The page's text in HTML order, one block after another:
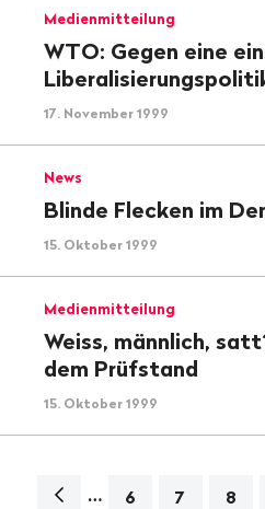
Medienmitteilung
WTO: Gegen eine
17. November 1999
News
Blinde Flecken im
15. Oktober 1999
Medienmitteilung
Weiss, männlich,
dem Prüfstand
15. Oktober 1999
Navigation
… 6 7 8